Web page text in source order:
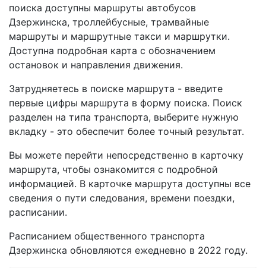
поиска доступны маршруты автобусов
Дзержинска, троллейбусные, трамвайные
маршруты и маршрутные такси и маршрутки.
Доступна подробная карта с обозначением
остановок и направления движения.
Затрудняетесь в поиске маршрута - введите
первые цифры маршрута в форму поиска. Поиск
разделен на типа транспорта, выберите нужную
вкладку - это обеспечит более точный результат.
Вы можете перейти непосредственно в карточку
маршрута, чтобы ознакомится с подробной
информацией. В карточке маршрута доступны все
сведения о пути следования, времени поездки,
расписании.
Расписанием общественного транспорта
Дзержинска обновляются ежедневно в 2022 году.